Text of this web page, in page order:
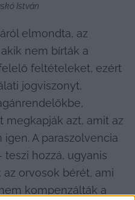
István
elmondta, az
nem bírták a
feltételeket, ezért
jogviszonyt,
megkapják azt, amit az
A paraszolvencia
teszi hozzá, ugyanis
orvosok bérét, ami
kompenzálták a